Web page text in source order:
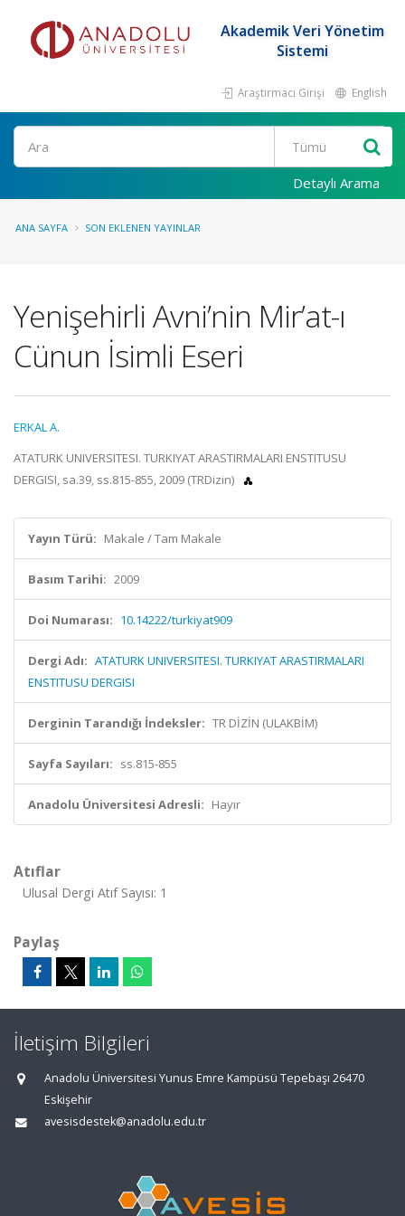
Akademik Veri Yönetim
Sistemi
Araştırmacı Girişi English
Ara
Detaylı Arama
ANA SAYFA SON EKLENEN YAYINLAR
Yenişehirli Avni’nin Mir’at-ı
Cünun İsimli Eseri
ERKAL A.
ATATURK UNIVERSITESI. TURKIYAT ARASTIRMALARI ENSTITUSU
DERGISI, sa.39, ss.815-855, 2009 (TRDizin)
Yayın Türü: Makale / Tam Makale
Basım Tarihi: 2009
Doi Numarası: 10.14222/turkiyat909
Dergi Adı: ATATURK UNIVERSITESI. TURKIYAT ARASTIRMALARI
ENSTITUSU DERGISI
Derginin Tarandığı İndeksler: TR DİZİN (ULAKBİM)
Sayfa Sayıları: ss.815-855
Anadolu Üniversitesi Adresli: Hayır
Atıflar
Ulusal Dergi Atıf Sayısı: 1
Paylaş
İletişim Bilgileri
Anadolu Üniversitesi Yunus Emre Kampüsü Tepebaşı 26470
Eskişehir
avesisdestek@anadolu.edu.tr